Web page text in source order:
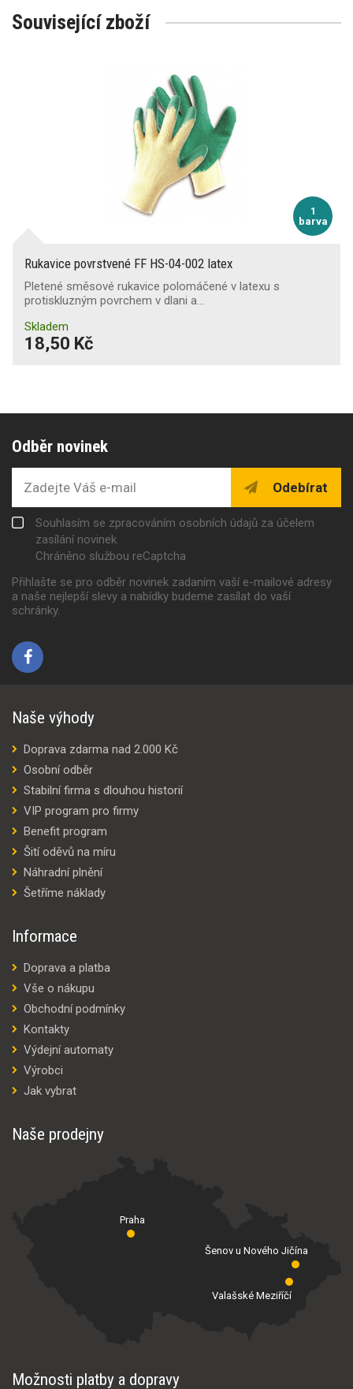
Související zboží
1
barva
Rukavice povrstvené FF HS-04-002 latex
Pletené směsové rukavice polomáčené v latexu s
protiskluzným povrchem v dlani a…
Skladem
18,50 Kč
Odběr novinek
Odebírat
Souhlasím se zpracováním osobních údajů za účelem
zasílání novinek
Chráněno službou reCaptcha
Přihlašte se pro odběr novinek zadaním vaší e-mailové adresy
a naše nejlepší slevy a nabídky budeme zasílat do vaší
schránky.
Naše výhody
Doprava zdarma nad 2.000 Kč
Osobní odběr
Stabilní firma s dlouhou historií
VIP program pro firmy
Benefit program
Šití oděvů na míru
Náhradní plnění
Šetříme náklady
Informace
Doprava a platba
Vše o nákupu
Obchodní podmínky
Kontakty
Výdejní automaty
Výrobci
Jak vybrat
Naše prodejny
Praha
Valašské Meziříčí
Šenov u Nového Jičína
Možnosti platby a dopravy